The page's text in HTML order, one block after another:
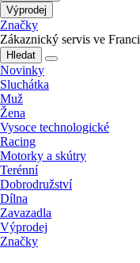
Výprodej
Značky
Zákaznický servis ve
Hledat
Novinky
Sluchátka
Muž
Žena
Vysoce technologické
Racing
Motorky a skútry
Terénní
Dobrodružství
Dílna
Zavazadla
Výprodej
Značky